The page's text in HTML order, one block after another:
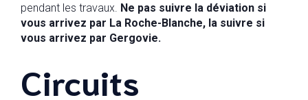
pendant les travaux. Ne pas suivre la déviation si
vous arrivez par La Roche-Blanche, la suivre si
vous arrivez par Gergovie.
Circuits